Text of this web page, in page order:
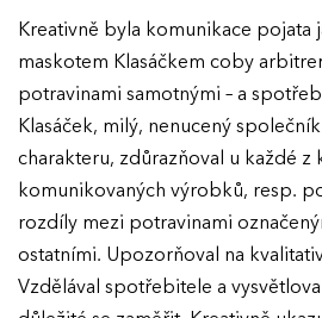
EFFIE
O EFFIE
Kreativně byla komunikace pojata
maskotem Klasáčkem coby
potravinami samotnými – a
Klasáček, milý, nenucený
charakteru, zdůrazňoval u každé z
komunikovaných výrobků, resp.
rozdíly mezi potravinami
ostatními. Upozorňoval na
Vzdělával spotřebitele a